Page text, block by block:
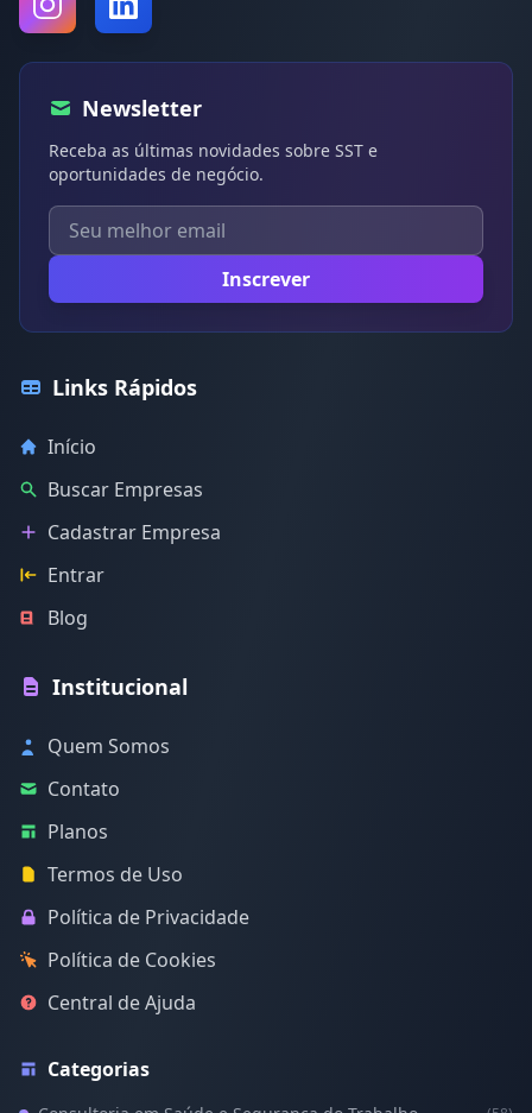
Newsletter
Receba as últimas novidades sobre SST e
oportunidades de negócio.
Inscrever
Links Rápidos
Início
Buscar Empresas
Cadastrar Empresa
Entrar
Blog
Institucional
Quem Somos
Contato
Planos
Termos de Uso
Política de Privacidade
Política de Cookies
Central de Ajuda
Categorias